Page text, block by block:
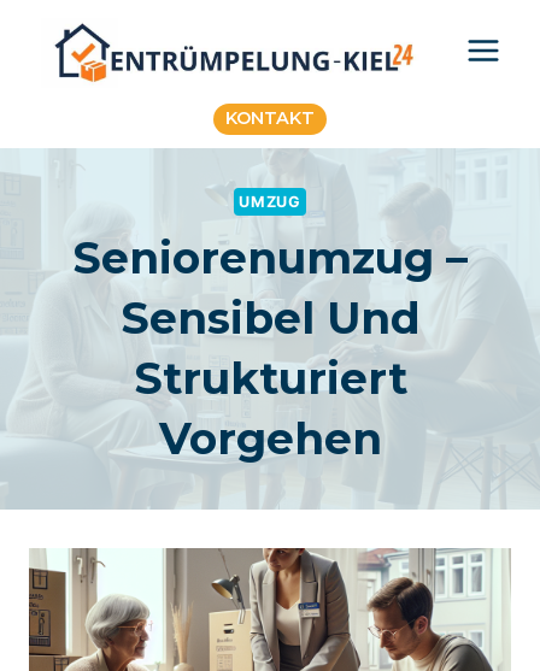
Inhalt
springen
KONTAKT
UMZUG
Seniorenumzug –
Sensibel Und
Strukturiert
Vorgehen